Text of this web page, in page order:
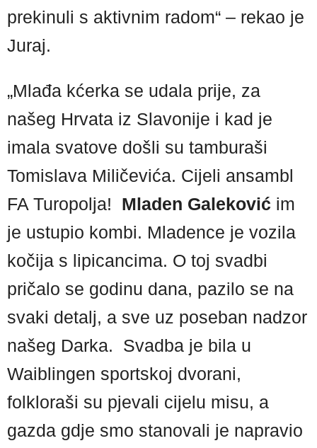
prekinuli s aktivnim radom“ – rekao je
Juraj.
„Mlađa kćerka se udala prije, za
našeg Hrvata iz Slavonije i kad je
imala svatove došli su tamburaši
Tomislava Miličevića. Cijeli ansambl
FA Turopolja! Mladen Galeković im
je ustupio kombi. Mladence je vozila
kočija s lipicancima. O toj svadbi
pričalo se godinu dana, pazilo se na
svaki detalj, a sve uz poseban nadzor
našeg Darka. Svadba je bila u
Waiblingen sportskoj dvorani,
folkloraši su pjevali cijelu misu, a
gazda gdje smo stanovali je napravio